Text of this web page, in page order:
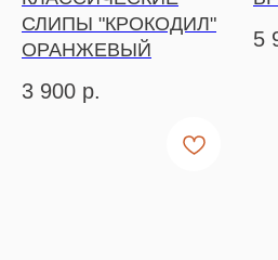
СЛИПЫ "КРОКОДИЛ"
ОРАНЖЕВЫЙ
3 900 р.
5